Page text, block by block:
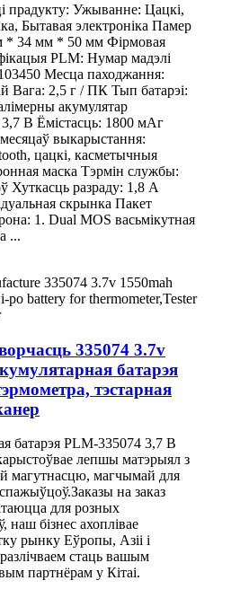
прадукту: Ужыванне: Цацкі,
Бытавая электроніка Памер
* 34 мм * 50 мм Фірмовая
PLM: Нумар мадэлі
Месца паходжання:
Вага: 2,5 г / ПК Тып батарэі:
акумулятар
В Ёмістасць: 1800 мАг
выкарыстання:
цацкі, касметычныя
маска Тэрмін службы:
Хуткасць разраду: 1,8 А
скрынка Пакет
1. Dual MOS васьмікутная
...
335074 3.7v
батарэя
тэстарная
батарэя PLM-335074 3,7 В
лепшы матэрыял з
магутнасцю, магчымай для
на заказ
для розных
наш бізнес ахоплівае
рынку Еўропы, Азіі і
стаць вашым
партнёрам у Кітаі.